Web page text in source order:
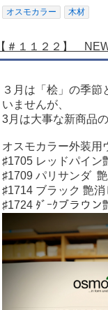
オスモカラー 木材
【＃１１２２】
３月は「桧」の季
いませんが、
3月は大事な新商品
オスモカラー外装用
♯1705 レッドパイン
♯1709 パリサンダ
♯1714 ブラック 艶消
♯1724 ﾀﾞｰｸブラウン